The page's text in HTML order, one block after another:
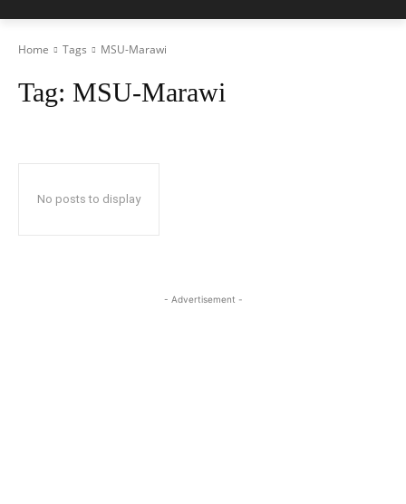
Home Tags MSU-Marawi
Tag: MSU-Marawi
No posts to display
- Advertisement -